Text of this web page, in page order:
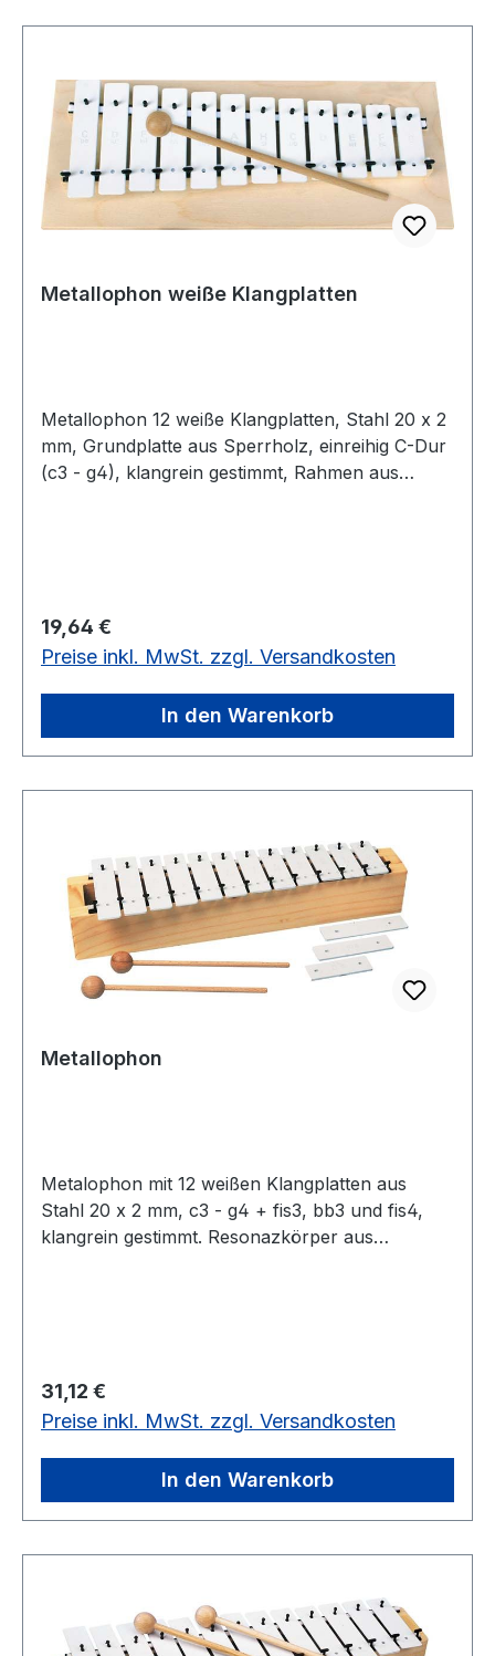
Metallophon weiße Klangplatten
Metallophon 12 weiße Klangplatten, Stahl 20 x 2
mm, Grundplatte aus Sperrholz, einreihig C-Dur
(c3 - g4), klangrein gestimmt, Rahmen aus
Regulärer Preis:
19,64 €
Preise inkl. MwSt. zzgl. Versandkosten
In den Warenkorb
Metallophon
Metalophon mit 12 weißen Klangplatten aus
Stahl 20 x 2 mm, c3 - g4 + fis3, bb3 und fis4,
klangrein gestimmt. Resonazkörper aus
Regulärer Preis:
31,12 €
Preise inkl. MwSt. zzgl. Versandkosten
In den Warenkorb